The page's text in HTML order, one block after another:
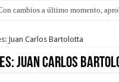
en Entre Ríos: el 35% de
Juan Carlos Bartolotta
Juan Carlos